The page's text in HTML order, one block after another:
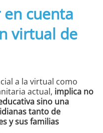
cuenta
virtual de
a la virtual como
actual, implica no
sino una
tanto de
y sus familias